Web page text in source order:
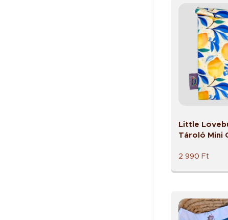
Little
Tároló Mini
2 990 Ft